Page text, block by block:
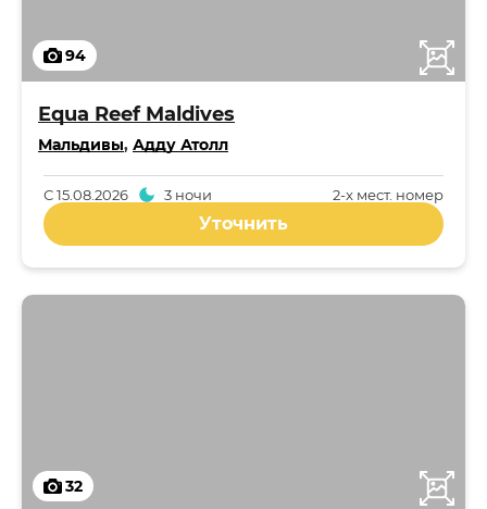
94
Equa Reef Maldives
Мальдивы, Адду Атолл
2-x мест. номер
С15.08.2026 3 ночи
Уточнить
32